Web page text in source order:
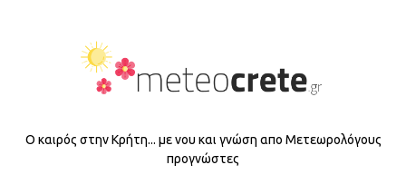
Ο καιρός στην Κρήτη... με νου και γνώση απο Μετεωρολόγους
προγνώστες